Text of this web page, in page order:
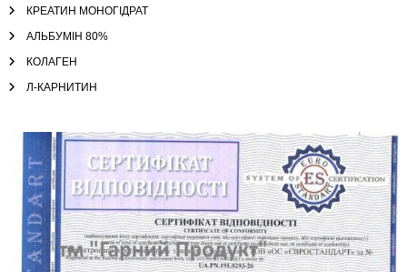
КРЕАТИН МОНОГІДРАТ
АЛЬБУМІН 80%
КОЛАГЕН
Л-КАРНИТИН